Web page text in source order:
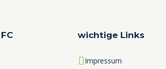
wichtige Links
Impressum